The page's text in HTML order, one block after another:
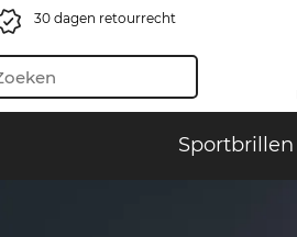
30 dagen retourrecht
Sportbrillen